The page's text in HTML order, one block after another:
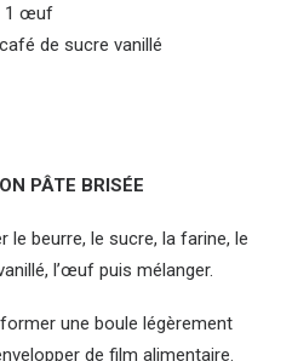
1 œuf
de sucre vanillé
PÂTE BRISÉE
le beurre, le sucre, la farine, le
l’œuf puis mélanger.
une boule légèrement
de film alimentaire.